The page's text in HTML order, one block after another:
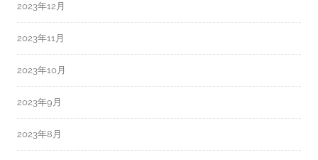
2023年12月
2023年11月
2023年10月
2023年9月
2023年8月